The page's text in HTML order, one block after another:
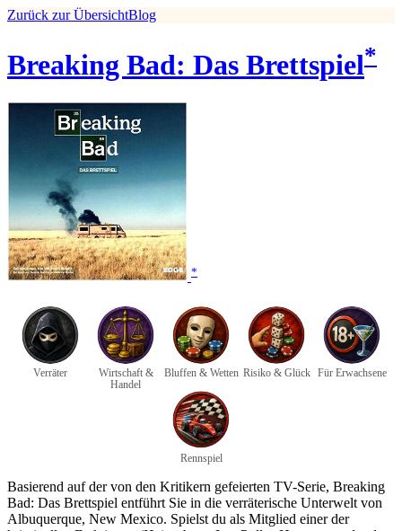
Zurück zur ÜbersichtBlog
Breaking Bad: Das Brettspiel*
*
Verräter
Wirtschaft &
Handel
Bluffen & Wetten Risiko & Glück Für Erwachsene
Rennspiel
Basierend auf der von den Kritikern gefeierten TV-Serie, Breaking
Bad: Das Brettspiel entführt Sie in die verräterische Unterwelt von
Albuquerque, New Mexico. Spielst du als Mitglied einer der